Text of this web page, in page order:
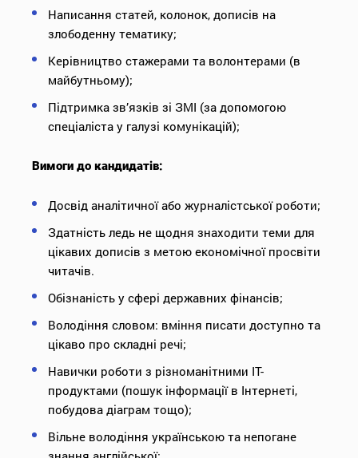
Написання статей, колонок, дописів на
злободенну тематику;
Керівництво стажерами та волонтерами (в
майбутньому);
Підтримка зв’язків зі ЗМІ (за допомогою
спеціаліста у галузі комунікацій);
Вимоги до кандидатів:
Досвід аналітичної або журналістської роботи;
Здатність ледь не щодня знаходити теми для
цікавих дописів з метою економічної просвіти
читачів.
Обізнаність у сфері державних фінансів;
Володіння словом: вміння писати доступно та
цікаво про складні речі;
Навички роботи з різноманітними IT-
продуктами (пошук інформації в Інтернеті,
побудова діаграм тощо);
Вільне володіння українською та непогане